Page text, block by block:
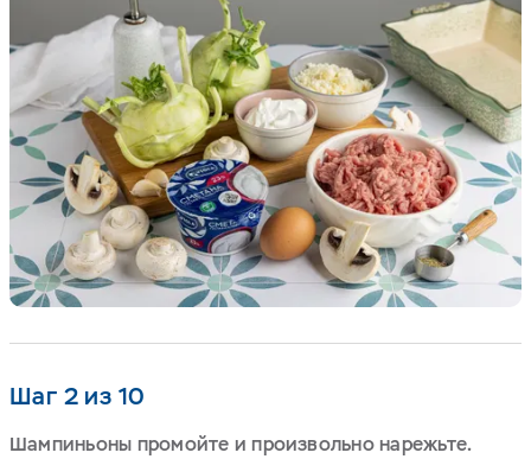
Шаг 2 из 10
Шампиньоны промойте и произвольно нарежьте.